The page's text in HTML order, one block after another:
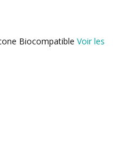
Biocompatible Voir les